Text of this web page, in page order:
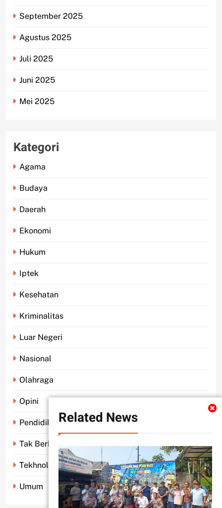
Related News
September 2025
Agustus 2025
Juli 2025
Juni 2025
Mei 2025
Kategori
Agama
Budaya
Daerah
Ekonomi
Hukum
Iptek
Kesehatan
Kriminalitas
Luar Negeri
Nasional
Olahraga
Opini
Pendidikan
Tak Berkategori
Tekhnologi
Umum